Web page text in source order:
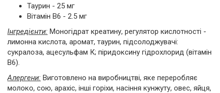
Таурин - 25 мг
Вітамін B6 - 2.5 мг
Інгредієнти: Моногідрат креатину, регулятор кислотності -
лимонна кислота, аромат, таурин, підсолоджувачі:
сукралоза, ацесульфам К; піридоксину гідрохлорид (вітамін
В6).
Алергени: Виготовлено на виробництві, яке переробляє
молоко, сою, арахіс, інші горіхи, насіння кунжуту, овес, яйця,